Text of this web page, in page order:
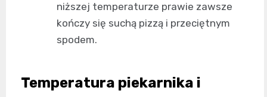
niższej temperaturze prawie zawsze
kończy się suchą pizzą i przeciętnym
spodem.
Temperatura piekarnika i